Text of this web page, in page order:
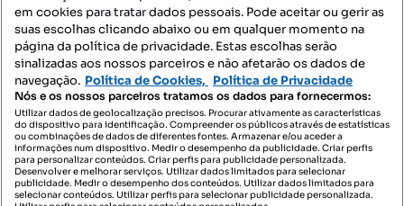
Mapa do Site
Contacte-nos
SIGA-NOS:
DESCARREGAR NA:
em cookies para tratar dados pessoais. Pode aceitar ou gerir as
suas escolhas clicando abaixo ou em qualquer momento na
página da política de privacidade. Estas escolhas serão
sinalizadas aos nossos parceiros e não afetarão os dados de
navegação. Política de Cookies, Política de Privacidade
Nós e os nossos parceiros tratamos os dados para fornecermos:
Utilizar dados de geolocalização precisos. Procurar ativamente as características
do dispositivo para identificação. Compreender os públicos através de estatísticas
ou combinações de dados de diferentes fontes. Armazenar e/ou aceder a
informações num dispositivo. Medir o desempenho da publicidade. Criar perfis
para personalizar conteúdos. Criar perfis para publicidade personalizada.
Desenvolver e melhorar serviços. Utilizar dados limitados para selecionar
publicidade. Medir o desempenho dos conteúdos. Utilizar dados limitados para
selecionar conteúdos. Utilizar perfis para selecionar publicidade personalizada.